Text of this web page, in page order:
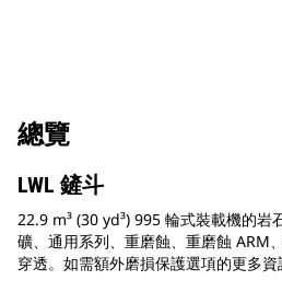
總覽
LWL 鏟斗
22.9 m³ (30 yd³) 995 輪式裝載機的岩
礦、通用系列、重磨蝕、重磨蝕 ARM
穿透。如需額外磨損保護選項的更多資